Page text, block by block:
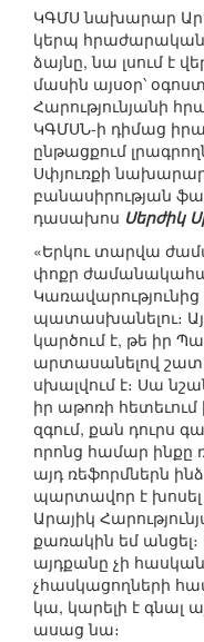
ԿԳՄՍ նախարար
կերպ հրաժարական
ձայնը, նա լսում է
մասին այսօր՝
Հարությունյանի
ԿԳՄՍՆ-ի դիմաց
ընթացքում
Սփյուռքի
բանասիրության
դասախոս Սերժիկ
«Երկու տարվա
փոքր
Կառավարությունից
պատասխանելու։
կարծում է, թե իր
արտասանելով շատ
սխալվում է։ Սա
իր աթոռի
զգում, քան դուրս
որոնց համար ինքը
այդ ռեֆորմներն
պարտավոր է խոսել
Արայիկ
քառակին եմ անցել։
այդքանը չի
չհասկացողների
կա, կարելի է գնալ
ասաց նա։